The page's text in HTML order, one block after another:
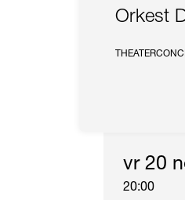
Orkest
vr 20
20:00